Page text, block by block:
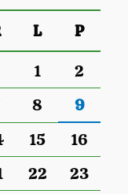
L
P
1
2
8
9
15
16
22 23